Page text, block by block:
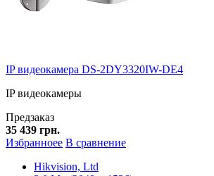
IP видеокамера DS-2DY3320IW-DE4
IP видеокамеры
Предзаказ
35 439 грн.
Избранноее В сравнение
Hikvision, Ltd